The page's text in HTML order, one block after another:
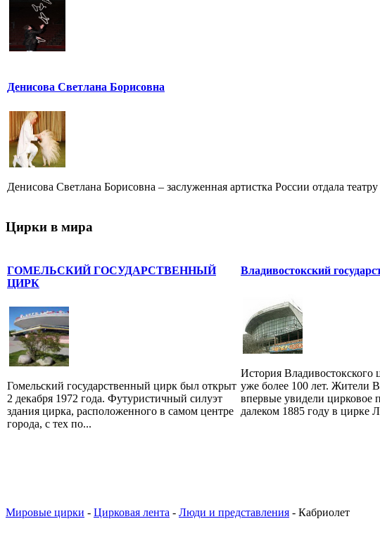
Денисова Светлана Борисовна
Денисова Светлана Борисовна – заслуженная артистка России отдала
Цирки в мира
ГОМЕЛЬСКИЙ ГОСУДАРСТВЕННЫЙ
ЦИРК
Гомельский государственный цирк был открыт
2 декабря 1972 года. Футуристичный силуэт
здания цирка, расположенного в самом центре
города, с тех по...
Владивостокский
История Владивостокского
уже более 100 лет. Жители
впервые увидели цирковое
далеком 1885 году в цирке
Мировые цирки - Цирковая лента - Люди и представления - Кабриолет